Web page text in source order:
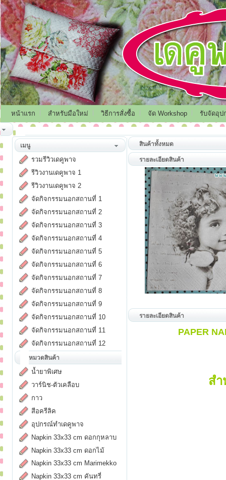
หน้าแรก สำหรับมือใหม่ วิธีการสั่งซื้อ จัด Workshop รับจัดอุป
เมนู
รวมรีวิวเดคูพาจ
รีวิวงานเดคูพาจ 1
รีวิวงานเดคูพาจ 2
จัดกิจกรรมนอกสถานที่ 1
จัดกิจกรรมนอกสถานที่ 2
จัดกิจกรรมนอกสถานที่ 3
จัดกิจกรรมนอกสถานที่ 4
จัดกิจกรรมนอกสถานที่ 5
จัดกิจกรรมนอกสถานที่ 6
จัดกิจกรรมนอกสถานที่ 7
จัดกิจกรรมนอกสถานที่ 8
จัดกิจกรรมนอกสถานที่ 9
จัดกิจกรรมนอกสถานที่ 10
จัดกิจกรรมนอกสถานที่ 11
จัดกิจกรรมนอกสถานที่ 12
หมวดสินค้า
น้ำยาพิเศษ
วาร์นิช-ตัวเคลือบ
กาว
สีอครีลิค
อุปกรณ์ทำเดคูพาจ
Napkin 33x33 cm ดอกกุหลาบ
Napkin 33x33 cm ดอกไม้
Napkin 33x33 cm Marimekko
Napkin 33x33 cm คันทรี่
สินค้าทั้งหมด
รายละเอียดสินค้า
รายละเอียดสินค้า
PAPER
สำ